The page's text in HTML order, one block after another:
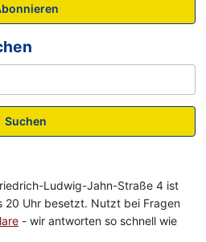
Suchen
Ludwig-Jahn-Straße 4 ist
20 Uhr besetzt. Nutzt bei Fragen
- wir antworten so schnell wie